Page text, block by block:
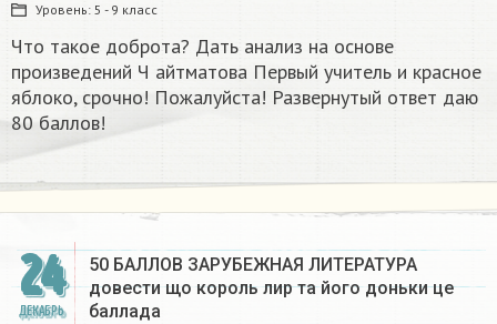
Уровень: 5 - 9 класс
Что такое доброта? Дать анализ на основе
произведений Ч айтматова Первый учитель и красное
яблоко, срочно! Пожалуйста! Развернутый ответ даю
80 баллов!
24
ДЕКАБРЬ
50 БАЛЛОВ ЗАРУБЕЖНАЯ ЛИТЕРАТУРА
довести що король лир та його доньки це
баллада